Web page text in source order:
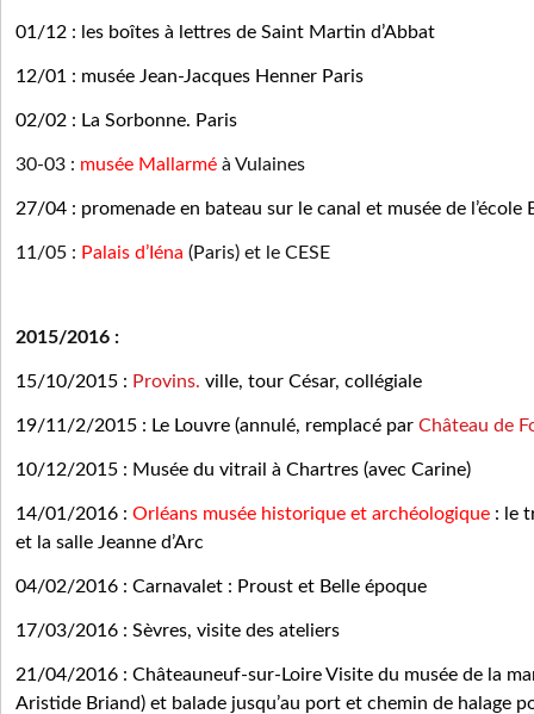
01/12 : les boîtes à lettres de Saint Martin d’Abbat
12/01 : musée Jean-Jacques Henner Paris
02/02 : La Sorbonne. Paris
30-03 : musée Mallarmé à Vulaines
27/04 : promenade en bateau sur le canal et musée de
11/05 : Palais d’Iéna (Paris) et le CESE
2015/2016 :
15/10/2015 : Provins. ville, tour César, collégiale
19/11/2/2015 : Le Louvre (annulé, remplacé par Château de
10/12/2015 : Musée du vitrail à Chartres (avec Carine)
14/01/2016 : Orléans musée historique et archéologique : le
et la salle Jeanne d’Arc
04/02/2016 : Carnavalet : Proust et Belle époque
17/03/2016 : Sèvres, visite des ateliers
21/04/2016 : Châteauneuf-sur-Loire Visite du musée de la
Aristide Briand) et balade jusqu’au port et chemin de halage